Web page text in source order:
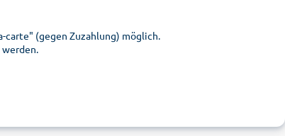
carte" (gegen Zuzahlung) möglich.